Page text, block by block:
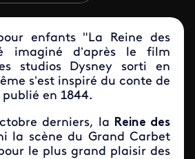
enfants "La Reine des
imaginé d’après le film
studios Dysney sorti en
s’est inspiré du conte de
en 1844.
derniers, la Reine des
la scène du Grand Carbet
le plus grand plaisir des